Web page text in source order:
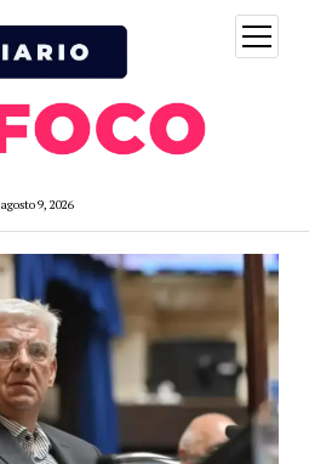
agosto 9, 2026
open
menu